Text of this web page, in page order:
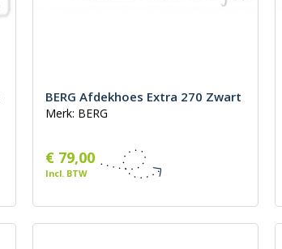
BERG Afdekhoes Extra 270 Zwart
Merk: BERG
€ 79,00
Incl. BTW